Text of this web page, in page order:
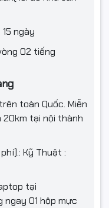
ngày
02 tiếng
toàn Quốc. Miễn
20km tại nội thành
Kỹ Thuật :
tại
01 hộp mực